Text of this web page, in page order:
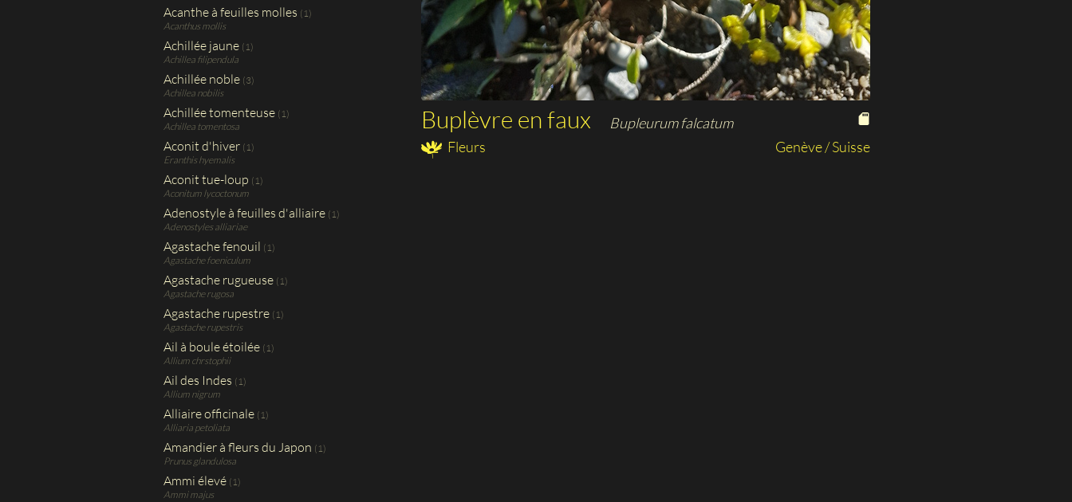
Acanthe à feuilles molles (1)
Acanthus mollis
Achillée jaune (1)
Achillea filipendula
Achillée noble (3)
Achillea nobilis
Achillée tomenteuse (1)
Achillea tomentosa
Aconit d'hiver (1)
Eranthis hyemalis
Aconit tue-loup (1)
Aconitum lycoctonum
Adenostyle à feuilles d'alliaire (1)
Adenostyles alliariae
Agastache fenouil (1)
Agastache foeniculum
Agastache rugueuse (1)
Agastache rugosa
Agastache rupestre (1)
Agastache rupestris
Ail à boule étoilée (1)
Allium chrstophii
Ail des Indes (1)
Allium nigrum
Alliaire officinale (1)
Alliaria petoliata
Amandier à fleurs du Japon (1)
Prunus glandulosa
Ammi élevé (1)
Ammi majus
Buplèvre en faux
Bupleurum falcatum
Fleurs
Genève / Suisse